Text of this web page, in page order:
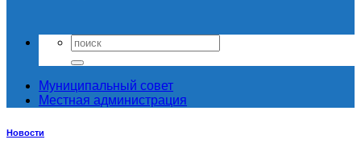
Муниципальный совет
Местная администрация
Новости